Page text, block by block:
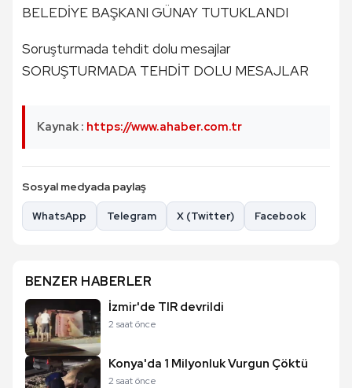
BELEDİYE BAŞKANI GÜNAY TUTUKLANDI
Soruşturmada tehdit dolu mesajlar
SORUŞTURMADA TEHDİT DOLU MESAJLAR
Kaynak : https://www.ahaber.com.tr
Sosyal medyada paylaş
WhatsApp Telegram X (Twitter) Facebook
BENZER HABERLER
İzmir'de TIR devrildi
2 saat önce
Konya'da 1 Milyonluk Vurgun Çöktü
2 saat önce